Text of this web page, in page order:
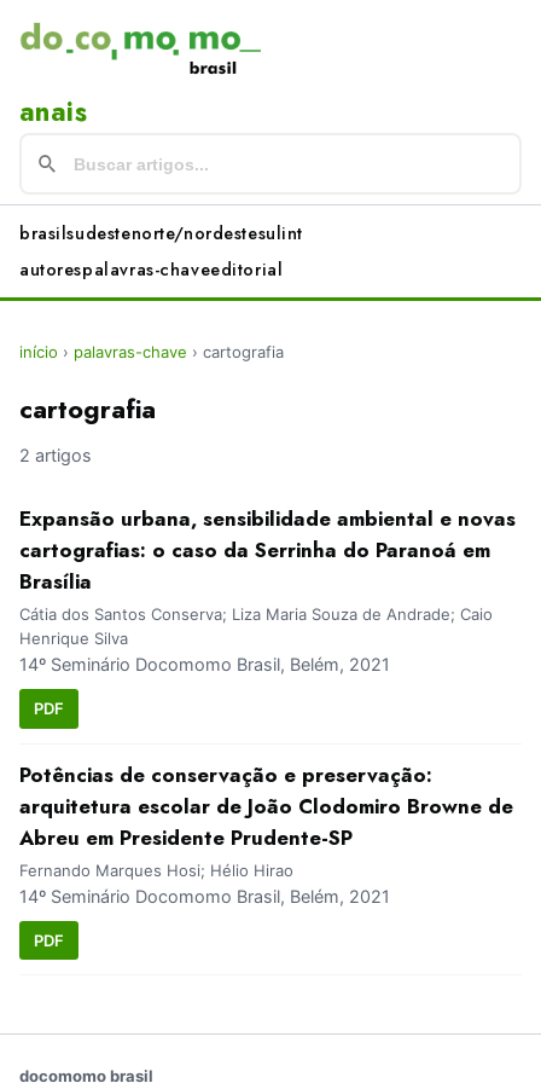
anais
brasilsudestenorte/nordestesulint
autorespalavras-chaveeditorial
início › palavras-chave › cartografia
cartografia
2 artigos
Expansão urbana, sensibilidade ambiental e novas
cartografias: o caso da Serrinha do Paranoá em
Brasília
Cátia dos Santos Conserva; Liza Maria Souza de Andrade; Caio
Henrique Silva
14º Seminário Docomomo Brasil, Belém, 2021
PDF
Potências de conservação e preservação:
arquitetura escolar de João Clodomiro Browne de
Abreu em Presidente Prudente-SP
Fernando Marques Hosi; Hélio Hirao
14º Seminário Docomomo Brasil, Belém, 2021
PDF
docomomo brasil